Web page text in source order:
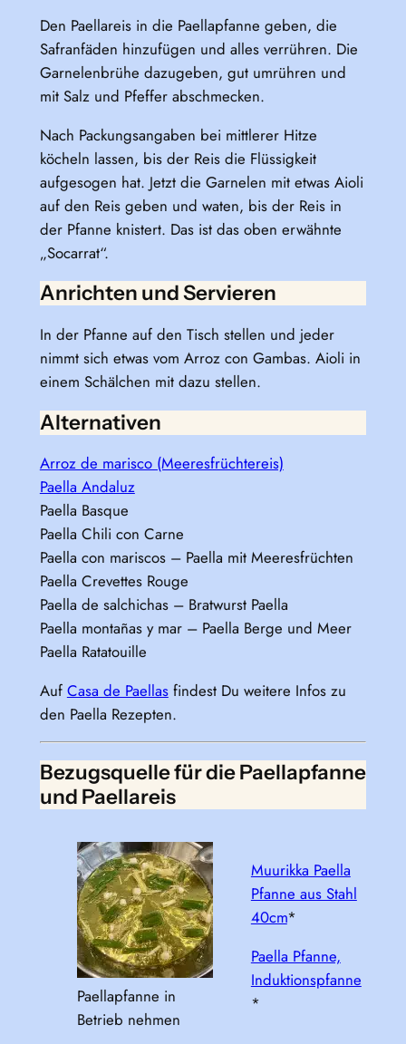
Den Paellareis in die Paellapfanne geben, die
Safranfäden hinzufügen und alles verrühren. Die
Garnelenbrühe dazugeben, gut umrühren und
mit Salz und Pfeffer abschmecken.
Nach Packungsangaben bei mittlerer Hitze
köcheln lassen, bis der Reis die Flüssigkeit
aufgesogen hat. Jetzt die Garnelen mit etwas Aioli
auf den Reis geben und waten, bis der Reis in
der Pfanne knistert. Das ist das oben erwähnte
„Socarrat“.
Anrichten und Servieren
In der Pfanne auf den Tisch stellen und jeder
nimmt sich etwas vom Arroz con Gambas. Aioli in
einem Schälchen mit dazu stellen.
Alternativen
Arroz de marisco (Meeresfrüchtereis)
Paella Andaluz
Paella Basque
Paella Chili con Carne
Paella con mariscos – Paella mit Meeresfrüchten
Paella Crevettes Rouge
Paella de salchichas – Bratwurst Paella
Paella montañas y mar – Paella Berge und Meer
Paella Ratatouille
Auf Casa de Paellasfindest Du weitere Infos zu
den Paella Rezepten.
Bezugsquelle für die Paellapfanne
und Paellareis
Paellapfanne in
Betrieb nehmen
Muurikka Paella
Pfanne aus Stahl
40cm*
Paella Pfanne,
Induktionspfanne
*